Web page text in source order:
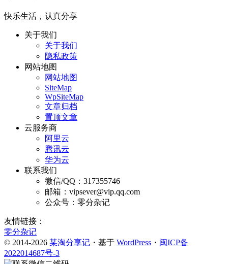
快乐生活，认真分享
关于我们
关于我们
隐私政策
网站地图
网站地图
SiteMap
WpSiteMap
文章归档
置顶文章
云服务商
阿里云
腾讯云
华为云
联系我们
微信/QQ：317355746
邮箱：vipsever@vip.qq.com
公众号：零分杂记
友情链接：
零分杂记
© 2014-2026 某淘分享记 ・基于 WordPress ・ 闽ICP备
2022014687号-3